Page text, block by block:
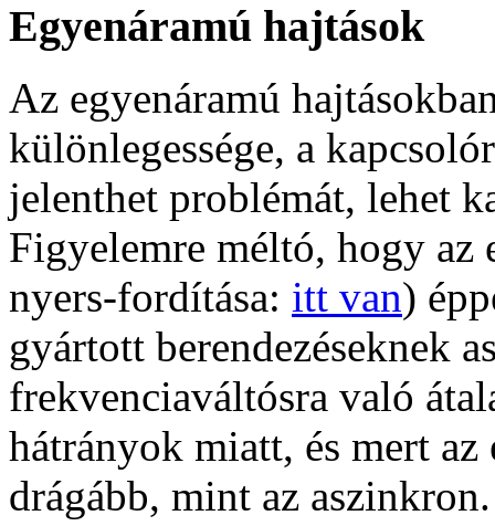
Egyenáramú hajtások
Az egyenáramú
különlegessége, a
jelenthet problémát, lehet
Figyelemre méltó, hogy
nyers-fordítása: itt van)
gyártott berendezéseknek
frekvenciaváltósra való
hátrányok miatt, és mert
drágább, mint az